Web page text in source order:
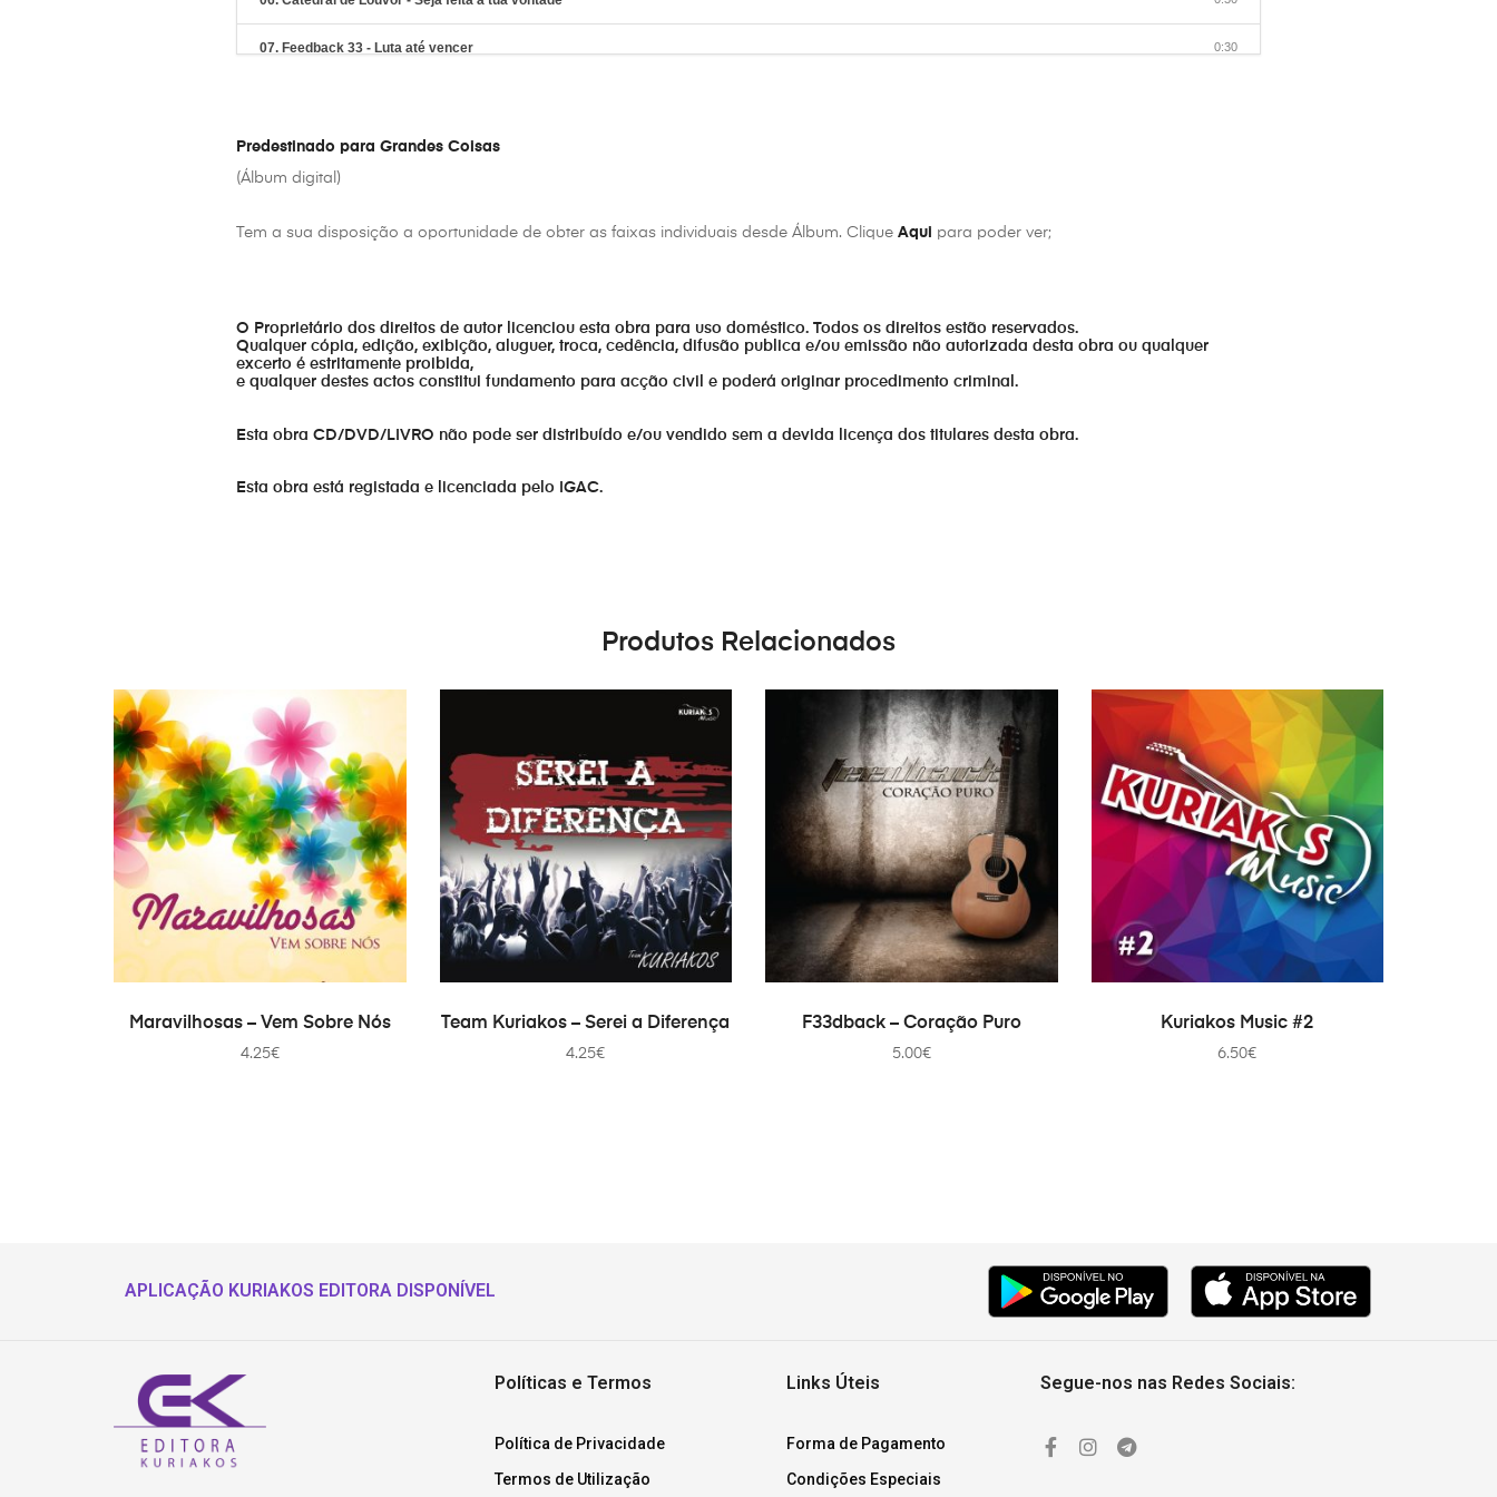
07. Feedback 33 - Luta até vencer 0:30
09. Guardiões da arca - O teu sonho não morreu
11. The A.O.G - Maná em movimento
13. Never4Saken - Tudo Mudou
14. Kuriakos São Tomé e Princípe - Eleito
15. Kuriakos Moçambique - Somos herança
16. Protegidos por Deus - A batalha
Predestinado para Grandes Coisas
(Álbum digital)
Tem a sua disposição a oportunidade de obter as faixas individuais desde Álbum. Clique Aqui para poder ver;
O Proprietário dos direitos de autor licenciou esta obra para uso doméstico. Todos os direitos estão reservados.
Qualquer cópia, edição, exibição, aluguer, troca, cedência, difusão publica e/ou emissão não autorizada desta obra ou qualquer
excerto é estritamente proibida,
e qualquer destes actos constitui fundamento para acção civil e poderá originar procedimento criminal.
Esta obra CD/DVD/LIVRO não pode ser distribuído e/ou vendido sem a devida licença dos titulares desta obra.
Esta obra está registada e licenciada pelo IGAC.
Produtos Relacionados
ADICIONAR
Maravilhosas – Vem Sobre Nós
4.25€
ADICIONAR
Team Kuriakos – Serei a Diferença
4.25€
ADICIONAR
F33dback – Coração Puro
5.00€
ADICIONAR
Kuriakos Music #2
6.50€
APLICAÇÃO KURIAKOS EDITORA DISPONÍVEL
Políticas e Termos
Política de Privacidade
Termos de Utilização
Links Úteis
Forma de Pagamento
Condições Especiais
Segue-nos nas Redes Sociais: